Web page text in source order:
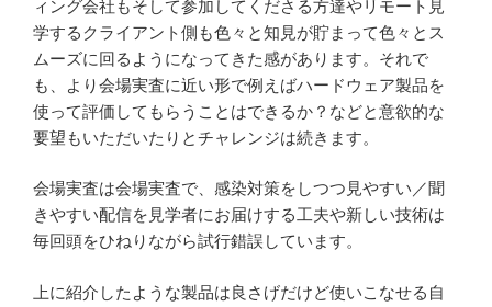
ィング会社もそして参加してくださる方達やリモート見
学するクライアント側も色々と知見が貯まって色々とス
ムーズに回るようになってきた感があります。それで
も、より会場実査に近い形で例えばハードウェア製品を
使って評価してもらうことはできるか？などと意欲的な
要望もいただいたりとチャレンジは続きます。
会場実査は会場実査で、感染対策をしつつ見やすい／聞
きやすい配信を見学者にお届けする工夫や新しい技術は
毎回頭をひねりながら試行錯誤しています。
上に紹介したような製品は良さげだけど使いこなせる自